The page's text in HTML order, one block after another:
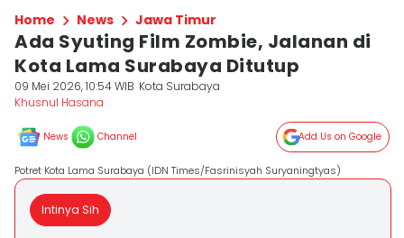
Home News Jawa Timur
Ada Syuting Film Zombie, Jalanan di
Kota Lama Surabaya Ditutup
09 Mei 2026, 10:54 WIB Kota Surabaya
Khusnul Hasana
News Channel Add Us on Google
Potret Kota Lama Surabaya (IDN Times/Fasrinisyah Suryaningtyas)
Intinya Sih